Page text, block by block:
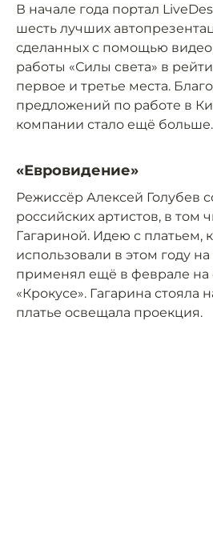
В начале года портал
шесть лучших
сделанных с помощью
работы «Силы света» в
первое и третье места.
предложений по работе в
компании стало ещё больше.
«Евровидение»
Режиссёр Алексей Голубев
российских артистов, в том
Гагариной. Идею с платьем,
использовали в этом году
применял ещё в феврале на
«Крокусе». Гагарина стояла
платье освещала проекция.